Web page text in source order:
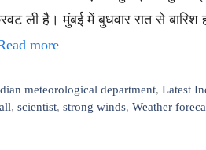
ली है। मुंबई में बुधवार रात से
more
meteorological department,Latest
, scientist, strong winds, Weather